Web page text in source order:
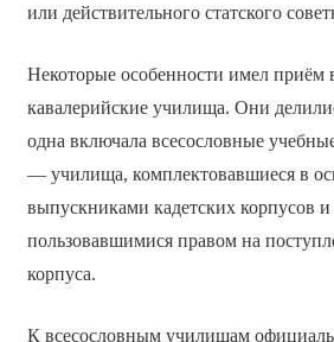
или действительного статского
Некоторые особенности имел приём
кавалерийские училища. Они
одна включала всесословные
— училища, комплектовавшиеся в
выпускниками кадетских корпусов
пользовавшимися правом на
корпуса.
К всесословным училищам